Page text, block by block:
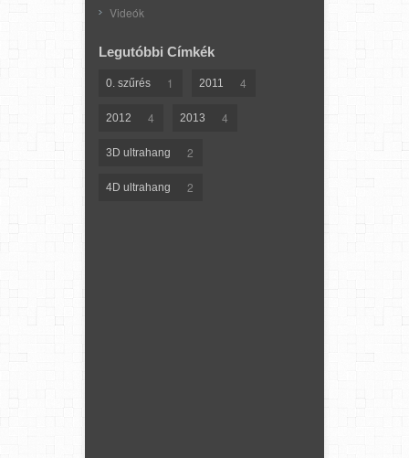
Videók
Legutóbbi Címkék
0. szűrés 1 2011 4
2012 4 2013 4
3D ultrahang 2
4D ultrahang 2